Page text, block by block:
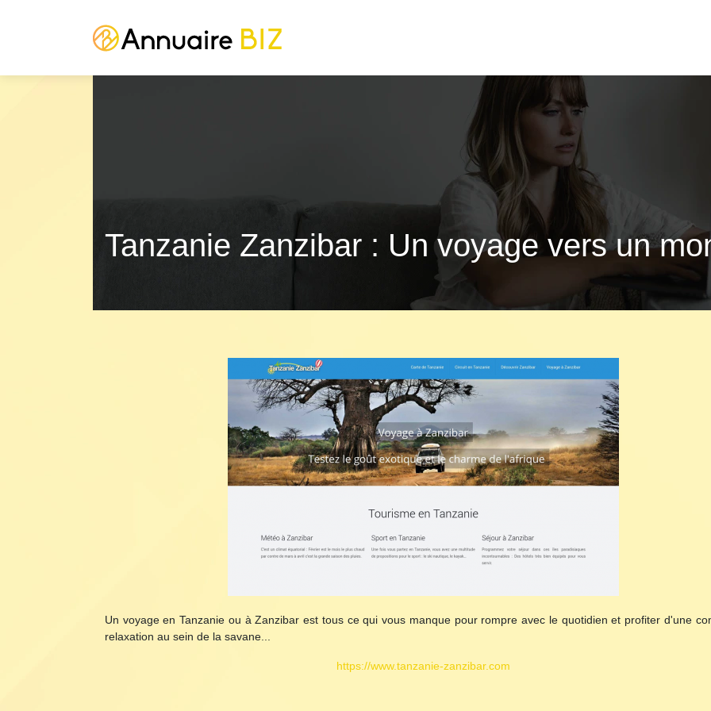
Tanzanie Zanzibar : Un voyage vers un
Un voyage en Tanzanie ou à Zanzibar est tous ce qui vous manque pour rompre avec le quotidien et profiter d'une
relaxation au sein de la savane...
https://www.tanzanie-zanzibar.com